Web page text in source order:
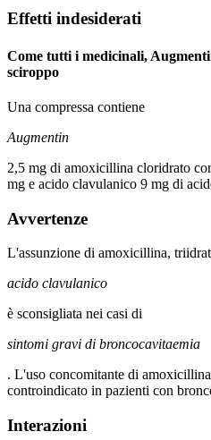
Effetti indesiderati
Come tutti i medicinali,
sciroppo
Una compressa contiene
Augmentin
2,5 mg di amoxicillina cloridrato
mg e acido clavulanico 9 mg di
Avvertenze
L'assunzione di amoxicillina,
acido clavulanico
è sconsigliata nei casi di
sintomi gravi di broncocavitaemia
. L'uso concomitante di
controindicato in pazienti con
Interazioni